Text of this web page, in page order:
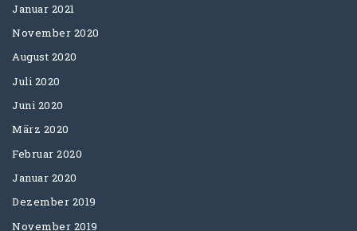
Januar 2021
November 2020
August 2020
Juli 2020
Juni 2020
März 2020
Februar 2020
Januar 2020
Dezember 2019
November 2019